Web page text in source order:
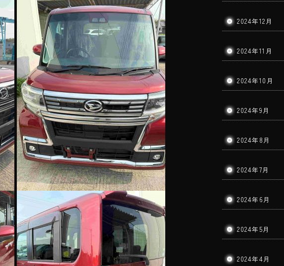
2024年12月
2024年11月
2024年10月
2024年9月
2024年8月
2024年7月
2024年6月
2024年5月
2024年4月